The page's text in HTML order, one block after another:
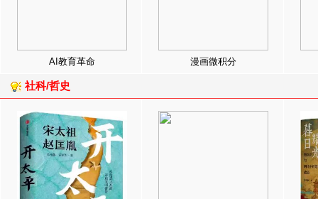
AI教育革命 漫画微积分
社科/哲史